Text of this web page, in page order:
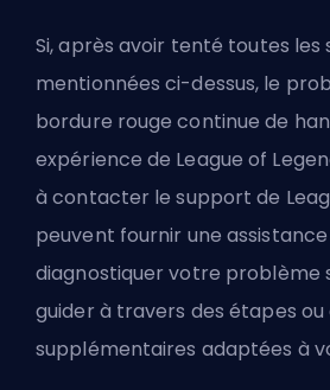
Si, après avoir tenté toutes les
mentionnées ci-dessus, le
bordure rouge continue de
expérience de League of
à contacter le support de
peuvent fournir une
diagnostiquer votre problème
guider à travers des étapes ou
supplémentaires adaptées à